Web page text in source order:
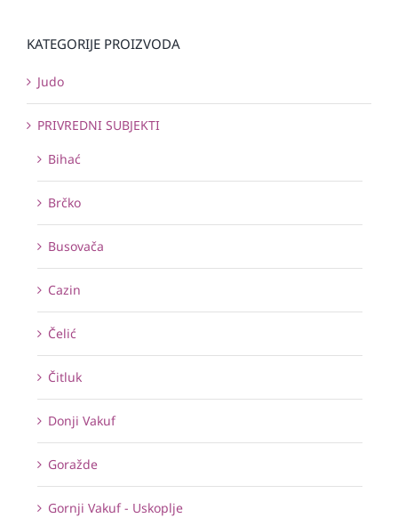
KATEGORIJE PROIZVODA
Judo
PRIVREDNI SUBJEKTI
Bihać
Brčko
Busovača
Cazin
Čelić
Čitluk
Donji Vakuf
Goražde
Gornji Vakuf - Uskoplje